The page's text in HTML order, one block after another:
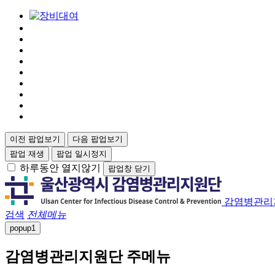
이전 팝업보기
다음 팝업보기
팝업 재생
팝업 일시정지
하루동안 열지않기 팝업창 닫기
감염병관
검색 전체메뉴
popup1
감염병관리지원단 주메뉴